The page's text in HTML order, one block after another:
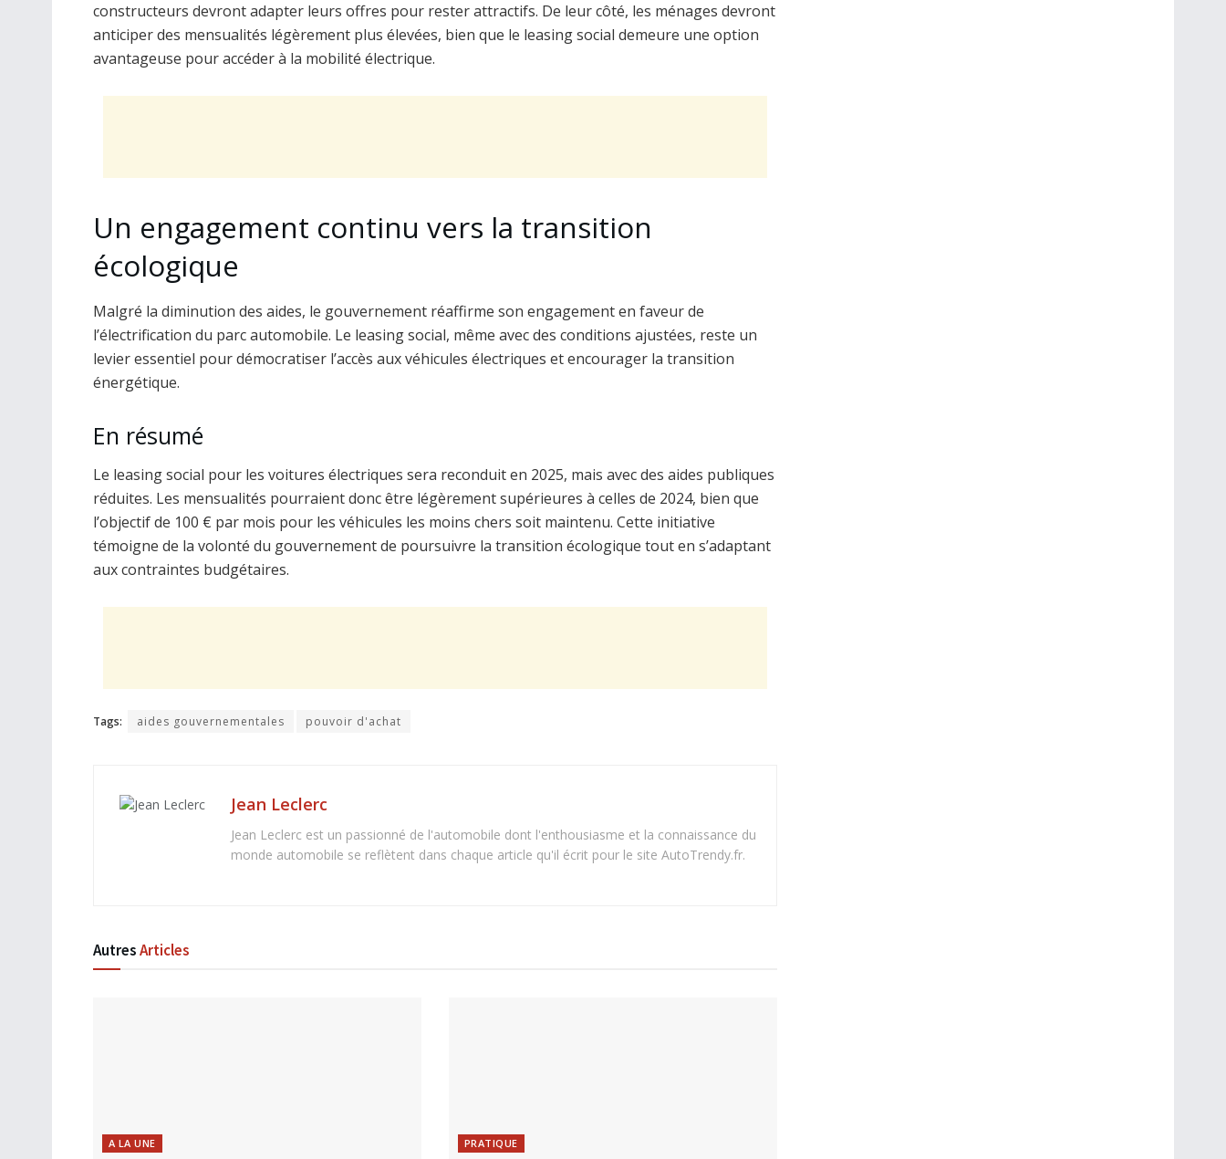
constructeurs devront adapter leurs offres pour rester attractifs. De leur côté, les ménages devront
anticiper des mensualités légèrement plus élevées, bien que le leasing social demeure une option
avantageuse pour accéder à la mobilité électrique.
Un engagement continu vers la transition
écologique
Malgré la diminution des aides, le gouvernement réaffirme son engagement en faveur de
l’électrification du parc automobile. Le leasing social, même avec des conditions ajustées, reste un
levier essentiel pour démocratiser l’accès aux véhicules électriques et encourager la transition
énergétique.
En résumé
Le leasing social pour les voitures électriques sera reconduit en 2025, mais avec des aides publiques
réduites. Les mensualités pourraient donc être légèrement supérieures à celles de 2024, bien que
l’objectif de 100 € par mois pour les véhicules les moins chers soit maintenu. Cette initiative
témoigne de la volonté du gouvernement de poursuivre la transition écologique tout en s’adaptant
aux contraintes budgétaires.
Tags: aides gouvernementales pouvoir d'achat
Jean Leclerc
Jean Leclerc est un passionné de l'automobile dont l'enthousiasme et la connaissance du
monde automobile se reflètent dans chaque article qu'il écrit pour le site AutoTrendy.fr.
AutresArticles
A LA UNE PRATIQUE